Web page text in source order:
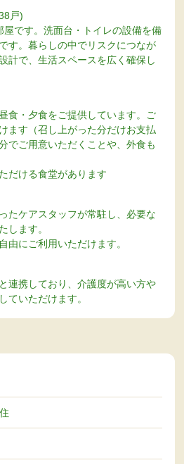
戸)
です。洗面台・トイレの設備を備
す。暮らしの中でリスクにつなが
計で、生活スペースを広く確保し
食・夕食をご提供しています。ご
ます（召し上がった分だけお支払
でご用意いただくことや、外食も
だける食堂があります
ケアスタッフが常駐し、必要な
します。
にご利用いただけます。
連携しており、介護度が高い方や
ていただけます。